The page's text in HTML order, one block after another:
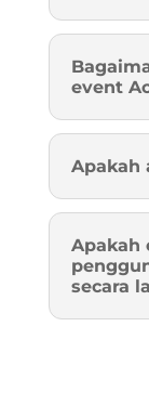
event
Apakah
Apakah
secara